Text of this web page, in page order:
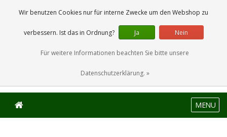
0 Artikel
MENU
Wir benutzen Cookies nur für interne Zwecke um den Webshop zu
verbessern. Ist das in Ordnung? Ja Nein
Für weitere Informationen beachten Sie bitte unsere
Datenschutzerklärung. »